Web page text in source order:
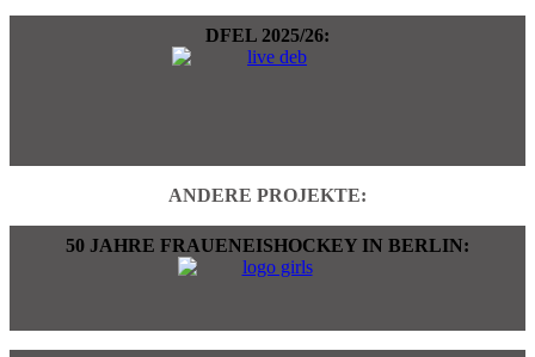
DFEL 2025/26:
ANDERE PROJEKTE:
50 JAHRE FRAUENEISHOCKEY IN BERLIN: